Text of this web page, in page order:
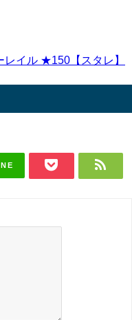
レイル ★150【スタレ】